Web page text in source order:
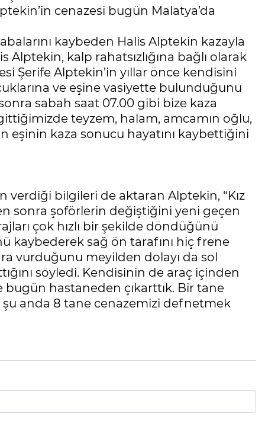
cenazesi bugün Malatya’da
kaybeden Halis Alptekin kazayla
kalp rahatsızlığına bağlı olarak
Şerife Alptekin’in yıllar önce kendisini
ve eşine vasiyette bulunduğunu
sabah saat 07.00 gibi bize kaza
teyzem, halam, amcamın oğlu,
eşinin kaza sonucu hayatını kaybettiğini
verdiği bilgileri de aktaran Alptekin, “Kız
sonra şoförlerin değiştiğini yeni geçen
çok hızlı bir şekilde döndüğünü
kaybederek sağ ön tarafını hiç frene
vurduğunu meyilden dolayı da sol
söyledi. Kendisinin de araç içinden
bugün hastaneden çıkarttık. Bir tane
anda 8 tane cenazemizi defnetmek